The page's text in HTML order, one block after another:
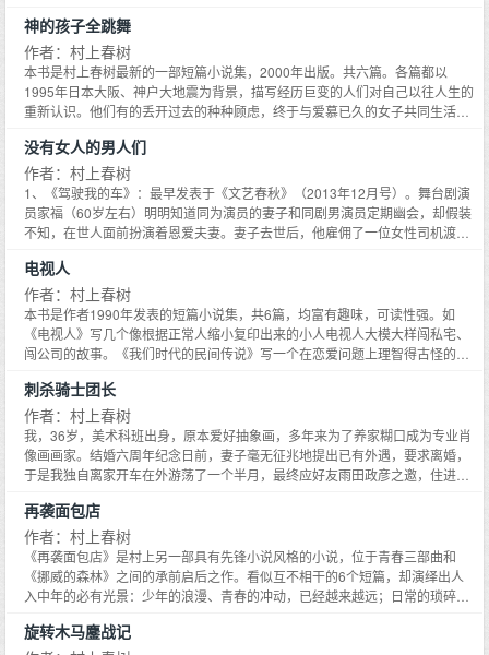
奖…小说家看似风光，却是份孤独的职业。三十五年来，村上春树在孤独中编
织着美妙动人的故事。他以十二章肺腑之言，真挚诚恳又不失幽默地讲述自己
写作道路上的故事，和追逐梦想与幸福的人生往事。不论是作为声名显赫的作
家，还是认真生活的普通人，他的故事都为人们带来信心和勇气。《我的职业
是小说家》就是村上春树热爱生活、追求梦想的真实写照。
神的孩子全跳舞
作者：村上春树
本书是村上春树最新的一部短篇小说集，2000年出版。共六篇。各篇都以
1995年日本大阪、神户大地震为背景，描写经历巨变的人们对自己以往人生的
重新认识。他们有的丢开过去的种种顾虑，终于与爱慕已久的女子共同生活，
发现了自己的力量，干出了惊天动地的壮举。本书体现了村上春树对人生的深
层思考，被评价为是村上春树的转折期之作。
没有女人的男人们
作者：村上春树
1、《驾驶我的车》：最早发表于《文艺春秋》（2013年12月号）。舞台剧演
员家福（60岁左右）明明知道同为演员的妻子和同剧男演员定期幽会，却假装
不知，在世人面前扮演着恩爱夫妻。妻子去世后，他雇佣了一位女性司机渡
和那个男人保持关系不可。2、《昨天》（披头士的一首歌曲的名字）：最早
发表于《文艺春秋》（2014年1月号）。木樽和我是同年级，他出身于东京都
大田区田园调布，却能说得一口字正腔圆的关西腔，我们俩在打工时相识，从
此开始了一场奇妙的文化交流。木樽有个小学起就青梅竹马的女友，却只因自
己没有考上大学而始终无法将这段深沉真挚的感情更进一步。16年后，两人天
发表于《文艺春秋》（2014年3月号）。我的朋友美容整形医生渡会信奉独身
主义，他在失去生命时还在叩问自己到底算什么。他一世风流不羁，却也在52
岁时不可避免地陷入一场热恋，爱上一个已婚女子，结果这个女人不仅抛弃了
自己的丈夫，也抛弃了他，最终和第三个男人不知所踪，渡会得知后万念俱
灰，郁郁而终。也许，男女在交往恋爱时，使用的都是不同于自己本人的独立
的器官，用的都是自己无法掌控的另一张面孔。4、《山鲁佐德》：最早发表
于《MONKEY》（2014年春季刊vo1.2）。羽原被关在远离大陆的一个孤岛
house上，在和女联络员产生恋情之后，每次发生关系，女联络员就像一千零
一夜里的王妃一样，会为他讲述一个意味深长、妖娆魅惑的故事，羽原为此神
魂颠倒，时刻处于害怕失去她和她讲述的故事的不安中。5、《木野》：最早
发表于《文艺春秋》（2014年2月号）。木野(40岁左右)遭遇妻子背叛，亲眼
目睹妻子与一位跟自己关系亲密的同事睡在自家床上，静静地离家出走，辞掉
工作，开始经营一家酒吧当了调酒师。从那时起，店里总是被一种奇怪的氛围
所包围。6、《恋爱的萨姆沙》：收录在村上春树编译的《恋しくて - TEN
电视人
作者：村上春树
本书是作者1990年发表的短篇小说集，共6篇，均富有趣味，可读性强。如
《电视人》写几个像根据正常人缩小复印出来的小人电视人大模大样闯私宅、
闯公司的故事。《我们时代的民间传说》写一个在恋爱问题上理智得古怪的女
应该和年长几岁的人结婚。同时，她却和他预约了婚后的幽会，理由是以处女
结婚，婚后再无须处女了。结果，等到那一天真的到来，他却再也热不起来
了。《眠》写一个已婚女子整整失眠了一个月，她却品尝到了失眠的快意，因
为人生扩大至了三分之一。本书体现了作者卓越的想象力，各篇无不出人意
表，想落天外。
刺杀骑士团长
作者：村上春树
我，36岁，美术科班出身，原本爱好抽象画，多年来为了养家糊口成为专业肖
像画画家。结婚六周年纪念日前，妻子毫无征兆地提出已有外遇，要求离婚，
于是我独自离家开车在外游荡了一个半月，最终应好友雨田政彦之邀，住进小
妙的事件就发生在搬家后不到八个月的时间里。雨田政彦帮我介绍了山下绘画
班任教的工作，我和班里的两位人妻先后成了情人，经神秘邻居免色的精心策
划,和班上的少女真理惠也建立了密切联系。房子主人雨田具彦是著名日本画画
家，我搬进那栋房子后不久，意外在阁楼发现了一幅雨田具彦不为世人所知的
大师级作品，名为刺杀骑士团长。由此，我被卷入一系列不可思议的事件……
与长面人、现实世界与隐喻世界……村上春树用他擅长的层层剥开的写法，将
读者步步引入奇妙之境。
再袭面包店
作者：村上春树
《再袭面包店》是村上另一部具有先锋小说风格的小说，位于青春三部曲和
《挪威的森林》之间的承前启后之作。看似互不相干的6个短篇，却演绎出人
入中年的必有光景：少年的浪漫、青春的冲动，已经越来越远；日常的琐碎，
袭面包店，还有闲心窥视象的失踪，就在此话题在年轻女子面前夸说一番；然
旋转木马鏖战记